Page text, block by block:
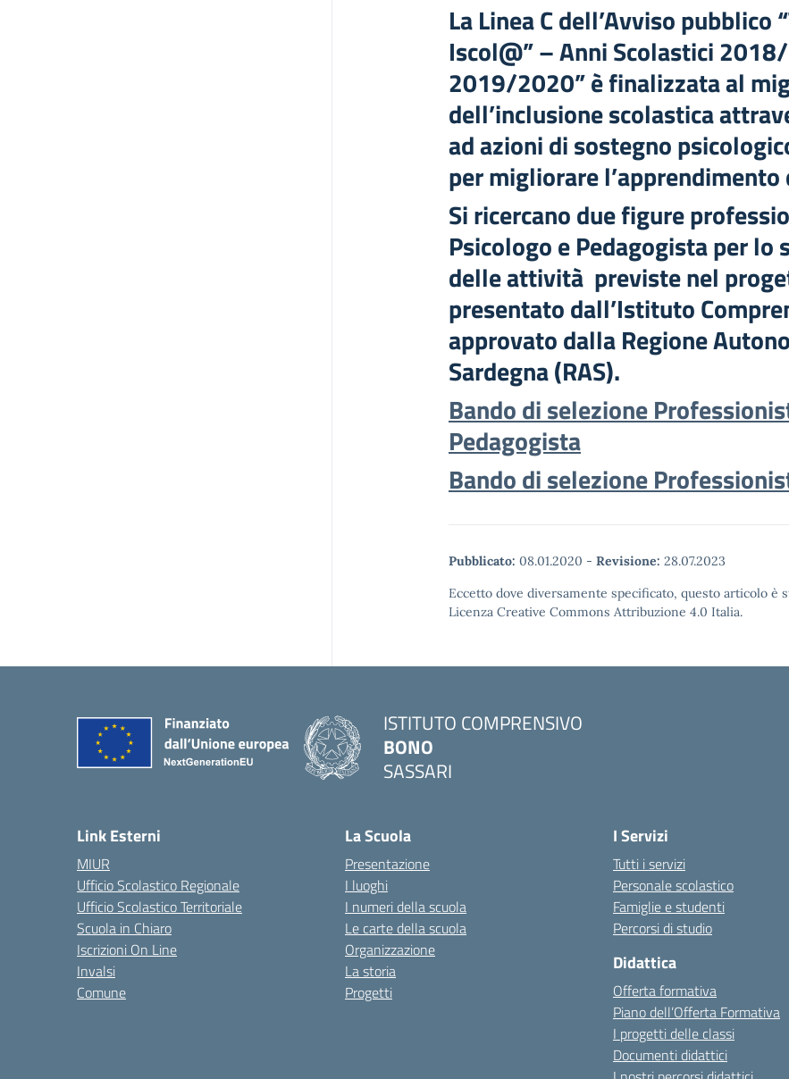
La Linea C dell’Avviso pubblico
Iscol@” – Anni Scolastici
2019/2020” è finalizzata al
dell’inclusione scolastica
ad azioni di sostegno
per migliorare
Si ricercano due figure
Psicologo e Pedagogista per lo
delle attività previste nel
presentato dall’Istituto
approvato dalla Regione
Sardegna (RAS).
Bando di selezione
Pedagogista
Bando di selezione
Pubblicato: 08.01.2020 - Revisione: 28.07.2023
Eccetto dove diversamente specificato, questo articolo è
Licenza Creative Commons Attribuzione 4.0 Italia.
ISTITUTO COMPRENSIVO
BONO
SASSARI
Link Esterni
MIUR
Ufficio Scolastico Regionale
Ufficio Scolastico Territoriale
Scuola in Chiaro
Iscrizioni On Line
Invalsi
Comune
La Scuola
Presentazione
I luoghi
I numeri della scuola
Le carte della scuola
Organizzazione
La storia
Progetti
I Servizi
Tutti i servizi
Personale scolastico
Famiglie e studenti
Percorsi di studio
Didattica
Offerta formativa
Piano dell’Offerta Formativa
I progetti delle classi
Documenti didattici